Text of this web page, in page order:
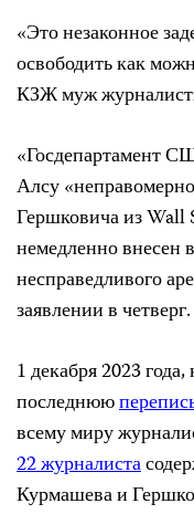
«Это незаконное
освободить как
КЗЖ муж
«Госдепартамент
Алсу
Гершковича из
немедленно внесен
несправедливого
заявлении в четверг.
1 декабря 2023
последнюю
всему миру
22 журналиста
Курмашева и